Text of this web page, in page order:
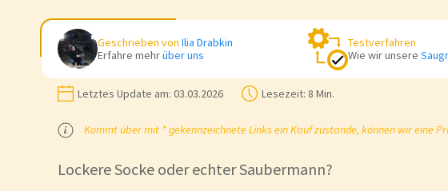
Geschrieben von Ilia Drabkin
Erfahre mehrüber uns
Testverfahren
Wie wir unsere
Letztes Update am: 03.03.2026 Lesezeit: 8 Min.
Kommt über mit * gekennzeichnete Links ein Kauf zustande, können wir eine
Lockere Socke oder echter Saubermann?